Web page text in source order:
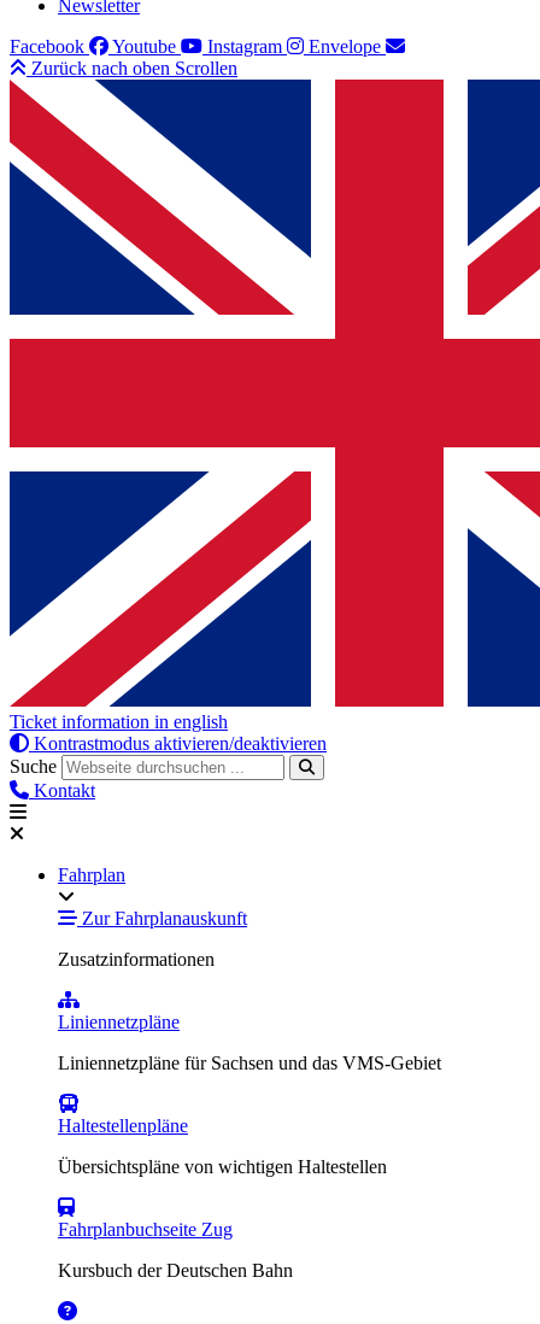
Newsletter
Facebook
Youtube Instagram
Envelope
Zurück nach oben Scrollen
Ticket information in english
Kontrastmodus aktivieren/deaktivieren
Suche
Kontakt
Fahrplan
Zur Fahrplanauskunft
Zusatzinformationen
Liniennetzpläne
Liniennetzpläne für Sachsen und das VMS-Gebiet
Haltestellenpläne
Übersichtspläne von wichtigen Haltestellen
Fahrplanbuchseite Zug
Kursbuch der Deutschen Bahn